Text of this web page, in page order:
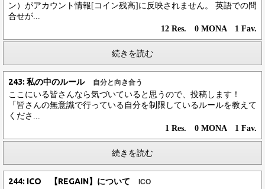
ン）がアカウント情報[コイン残高]に反映されません。 英語での問
合せが...
12 Res. 0 MONA 1 Fav.
続きを読む
243: 私の中のルール 自分と向き合う
ここにいる皆さんなら気づいていると思うので、投稿します！
「皆さんの無意識で行っている自分を制限しているルールを教えて
くださ...
1 Res. 0 MONA 1 Fav.
続きを読む
244: ICO 【REGAIN】について ICO